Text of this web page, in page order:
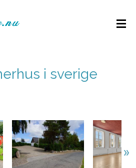
i sverige